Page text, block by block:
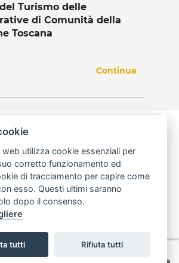
Turismo delle
di Comunità della
Toscana
Continua
utilizza cookie essenziali per
corretto funzionamento ed
di tracciamento per capire come
esso. Questi ultimi saranno
dopo il consenso.
tutti Rifiuta tutti